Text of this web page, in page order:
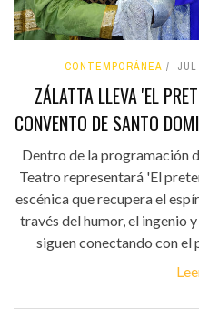
CONTEMPORÁNEA
ZÁLATTA LLEVA 'EL
CONVENTO DE SANTO
Dentro de la programación
Teatro representará 'El
escénica que recupera el
través del humor, el ingenio
siguen conectando con el